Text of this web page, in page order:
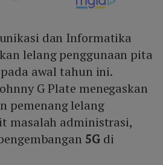
dan Informatika
lelang penggunaan pita
awal tahun ini.
G Plate menegaskan
pemenang lelang
masalah administrasi,
5Gdi